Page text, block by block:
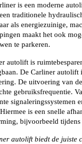
is een moderne
traditionele
als energiezuinige,
maakt het ook
te parkeren.
autolift is
De Carliner autolift
De uitvoering van
gebruiksfrequentie.
signaleringssystemen
is een snelle
bijvoorbeeld tijdens
autolift biedt de juiste